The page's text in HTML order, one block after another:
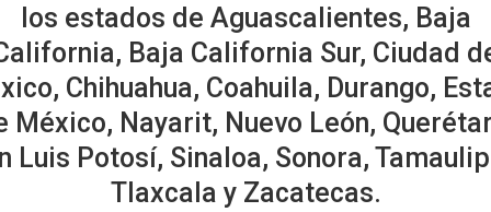
los estados de Aguascalientes, Baja
Baja California Sur, Ciudad
Chihuahua, Coahuila, Durango,
México, Nayarit, Nuevo León,
Luis Potosí, Sinaloa, Sonora,
Tlaxcala y Zacatecas.